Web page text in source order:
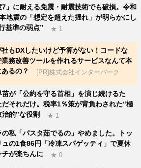
7」に耐える免震・耐震技術でも破損。令和
地震の「想定を超えた揺れ」が明らかにし
基準の弱点”
★ 1
社もDXしたいけど予算がない！コードな
業務改善ツールを作れるサービスなんて本
るの？
[PR]株式会社インターパーク
苗が「公約を守る首相」を演じ続けるた
だそれだけ。税率1％策が背負わされた“極
的”な役割
★ 1
の私「パスタ茹でるの」やめました。トッ
ュの1食86円「冷凍スパゲッティ」で夏休
チが楽ちんに
★ 0